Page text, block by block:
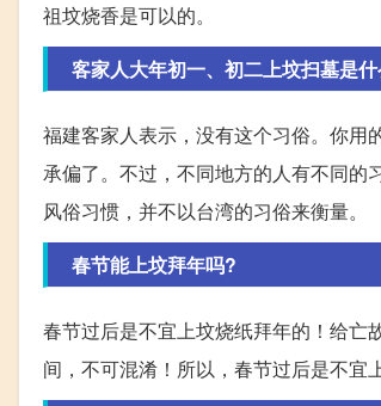
祖坟烧香是可以的。
客家人大年初一、初二上坟扫墓是
福建客家人表示，没有这个习俗。你用
承偏了。不过，不同地方的人有不同的
风俗习惯，并不以台湾的习俗来衡量。
春节能上坟拜年吗?
春节过后是不宜上坟烧纸拜年的！给亡
间，不可混淆！所以，春节过后是不宜